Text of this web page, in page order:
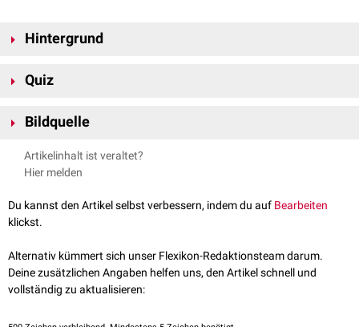
Hintergrund
leichtenStenosen
(PTA) ggf. mit
Stent
Bifurkationsprothese
femoraler Bypass) in Betracht.
Quiz
Bildquelle
Bildquelle für Flexikon-Quiz: © Designed by
Artikelinhalt ist veraltet?
Hier melden
Du kannst den Artikel selbst verbessern, indem du auf Bearbeiten
klickst.
Alternativ kümmert sich unser Flexikon-Redaktionsteam darum.
Deine zusätzlichen Angaben helfen uns, den Artikel schnell und
vollständig zu aktualisieren: